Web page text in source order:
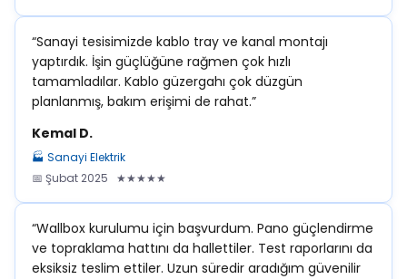
“Sanayi tesisimizde kablo tray ve kanal montajı
yaptırdık. İşin güçlüğüne rağmen çok hızlı
tamamladılar. Kablo güzergahı çok düzgün
planlanmış, bakım erişimi de rahat.”
Kemal D.
🏭 Sanayi Elektrik
📅 Şubat 2025 ★★★★★
“Wallbox kurulumu için başvurdum. Pano güçlendirme
ve topraklama hattını da hallettiler. Test raporlarını da
eksiksiz teslim ettiler. Uzun süredir aradığım güvenilir